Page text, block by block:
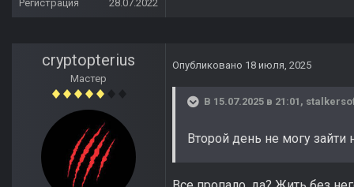
Регистрация
28.07.2022
cryptopterius
Мастер
Опубликовано 18 июля, 2025
В 15.07.2025 в 21:01,
Второй день не могу зайти